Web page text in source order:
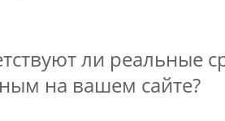
ли реальные
на вашем сайте?